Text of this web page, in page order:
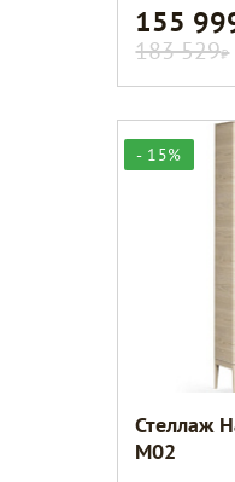
155
183 529Р
- 15%
Стеллаж
M02